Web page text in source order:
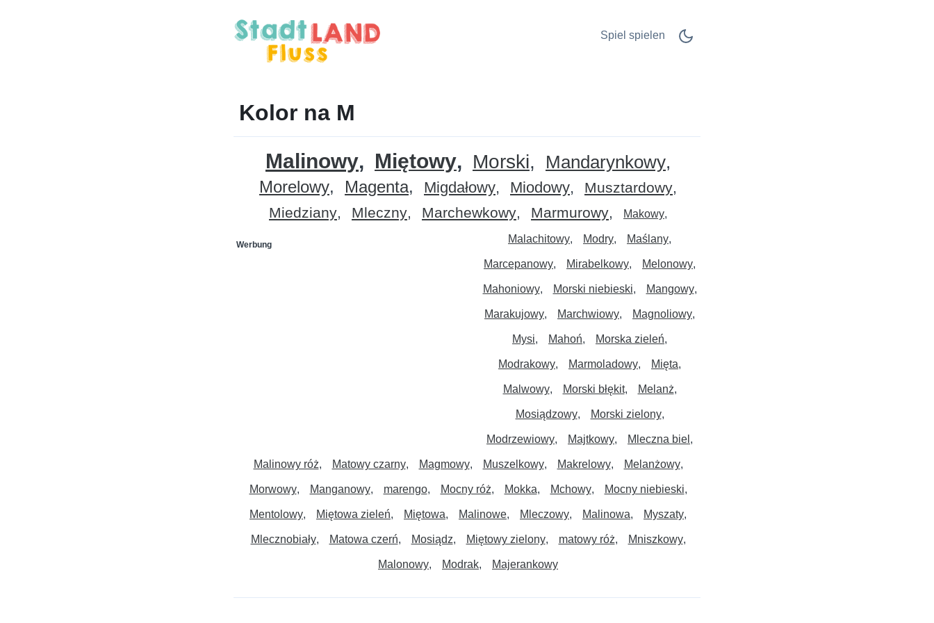
Spiel spielen
Kolor na M
Malinowy Miętowy Morski Mandarynkowy
Morelowy Magenta Migdałowy Miodowy
Musztardowy
Miedziany
Mleczny Marchewkowy Marmurowy Makowy
Malachitowy
Werbung Modry Maślany
Marcepanowy Mirabelkowy Melonowy
Mahoniowy Morski niebieski Mangowy
Marakujowy Marchwiowy Magnoliowy
Mysi Mahoń Morska zieleń
Modrakowy Marmoladowy Mięta
Malwowy Morski błękit Melanż
Mosiądzowy Morski zielony
Modrzewiowy Majtkowy Mleczna biel
Malinowy róż Matowy czarny Magmowy Muszelkowy Makrelowy Melanżowy
Morwowy Manganowy marengo Mocny róż Mokka Mchowy Mocny niebieski
Mentolowy Miętowa zieleń Miętowa Malinowe Mleczowy Malinowa Myszaty
Mlecznobiały Matowa czerń Mosiądz Miętowy zielony matowy róż Mniszkowy
Malonowy Modrak Majerankowy